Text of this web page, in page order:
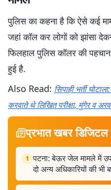
पुलिस का कहना है कि ऐसे कई
जहां कॉल कर लोगों को झांसा
फिलहाल पुलिस कॉलर की
हुई है.
Also Read: सिपाही भर्ती
करवाते थे लिखित परीक्षा, मुंगेर व
प्रभात खबर डिजिटल
1 पटना: बेऊर जेल मामले में
दो अन्य अधिकारियों की भी